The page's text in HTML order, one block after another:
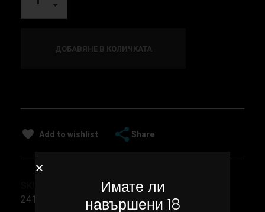
ДОБАВЯНЕ В КОЛИЧКАТА
Add to wishlist Share
241
Имате ли
навършени 18